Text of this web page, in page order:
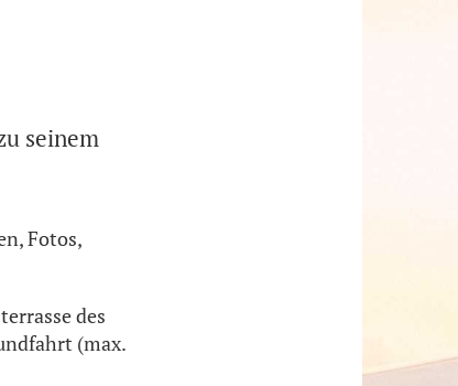
seinem
Fotos,
des
(max.